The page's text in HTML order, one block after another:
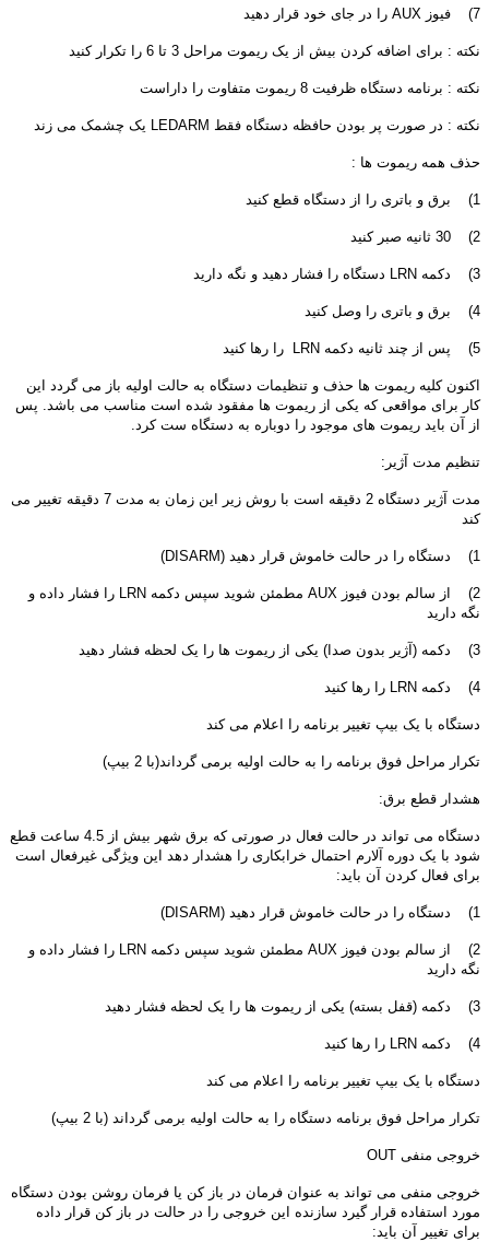
7) فیوز AUX را در جای خود قرار دهید
نکته : برای اضافه کردن بیش از یک ریموت مراحل 3 تا 6 را تکرار کنید
نکته : برنامه دستگاه ظرفیت 8 ریموت متفاوت را داراست
نکته : در صورت پر بودن حافظه دستگاه فقط LEDARM یک چشمک می زند
حذف همه ریموت ها :
1) برق و باتری را از دستگاه قطع کنید
2) 30 ثانیه صبر کنید
3) دکمه LRN دستگاه را فشار دهید و نگه دارید
4) برق و باتری را وصل کنید
5) پس از چند ثانیه دکمه LRN را رها کنید
اکنون کلیه ریموت ها حذف و تنظیمات دستگاه به حالت اولیه باز می گردد این
کار برای مواقعی که یکی از ریموت ها مفقود شده است مناسب می باشد. پس
از آن باید ریموت های موجود را دوباره به دستگاه ست کرد.
تنظیم مدت آژیر:
مدت آژیر دستگاه 2 دقیقه است با روش زیر این زمان به مدت 7 دقیقه تغییر می
کند
1) دستگاه را در حالت خاموش قرار دهید (DISARM)
2) از سالم بودن فیوز AUX مطمئن شوید سپس دکمه LRN را فشار داده و
نگه دارید
3) دکمه (آژیر بدون صدا) یکی از ریموت ها را یک لحظه فشار دهید
4) دکمه LRN را رها کنید
دستگاه با یک بیپ تغییر برنامه را اعلام می کند
تکرار مراحل فوق برنامه را به حالت اولیه برمی گرداند(با 2 بیپ)
هشدار قطع برق:
دستگاه می تواند در حالت فعال در صورتی که برق شهر بیش از 4.5 ساعت قطع
شود با یک دوره آلارم احتمال خرابکاری را هشدار دهد این ویژگی غیرفعال است
برای فعال کردن آن باید:
1) دستگاه را در حالت خاموش قرار دهید (DISARM)
2) از سالم بودن فیوز AUX مطمئن شوید سپس دکمه LRN را فشار داده و
نگه دارید
3) دکمه (قفل بسته) یکی از ریموت ها را یک لحظه فشار دهید
4) دکمه LRN را رها کنید
دستگاه با یک بیپ تغییر برنامه را اعلام می کند
تکرار مراحل فوق برنامه دستگاه را به حالت اولیه برمی گرداند (با 2 بیپ)
خروجی منفی OUT
خروجی منفی می تواند به عنوان فرمان در باز کن یا فرمان روشن بودن دستگاه
مورد استفاده قرار گیرد سازنده این خروجی را در حالت در باز کن قرار داده
برای تغییر آن باید: